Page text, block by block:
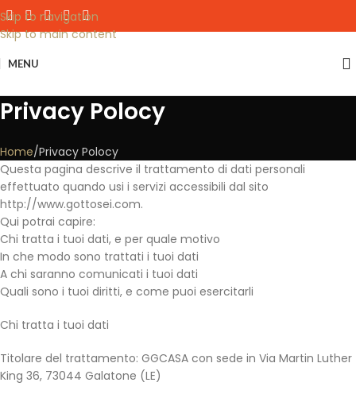
Skip to navigation
Skip to main content
MENU
Privacy Polocy
Home Privacy Polocy
Questa pagina descrive il trattamento di dati personali
effettuato quando usi i servizi accessibili dal sito
http://www.gottosei.com.
Qui potrai capire:
Chi tratta i tuoi dati, e per quale motivo
In che modo sono trattati i tuoi dati
A chi saranno comunicati i tuoi dati
Quali sono i tuoi diritti, e come puoi esercitarli
Chi tratta i tuoi dati
Titolare del trattamento: GGCASA con sede in Via Martin Luther
King 36, 73044 Galatone (LE)